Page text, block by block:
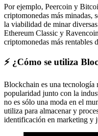
Por ejemplo, Peercoin y
criptomonedas más minadas,
la viabilidad de minar
Ethereum Classic y
criptomonedas más rentables
⚡️ ¿Cómo se utiliza
Blockchain es una tecnología
popularidad junto con la
no es sólo una moda en el
utiliza para almacenar y
identificación en marketing y